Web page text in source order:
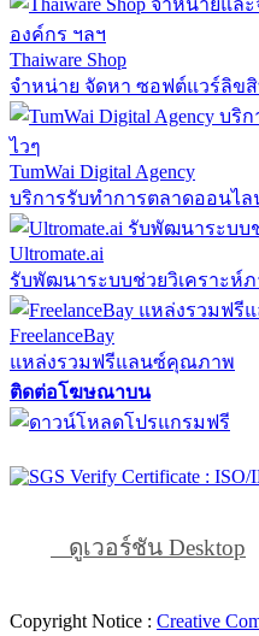
Thaiware Shop
จำหน่าย จัดหา ซอฟต์แวร์ลิข
TumWai Digital Agency
บริการรับทำการตลาดออนไล
Ultromate.ai
รับพัฒนาระบบช่วยวิเคราะห์
FreelanceBay
แหล่งรวมฟรีแลนซ์คุณภาพ
ติดต่อโฆษณาบน
ดูเวอร์ชัน Desktop
Copyright Notice : Creative